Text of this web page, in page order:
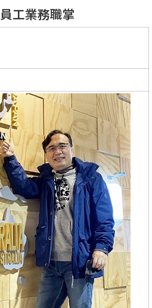
工業務職掌